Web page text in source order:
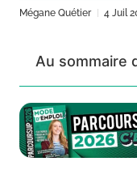
Mégane Quétier 4 Juil
Au sommaire